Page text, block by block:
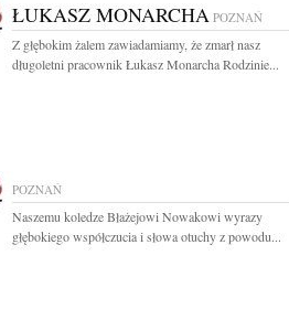
ŁUKASZ MONARCHA POZNAŃ
Z głębokim żalem zawiadamiamy, że zmarł nasz
długoletni pracownik Łukasz Monarcha Rodzinie...
POZNAŃ
Naszemu koledze Błażejowi Nowakowi wyrazy
głębokiego współczucia i słowa otuchy z powodu...